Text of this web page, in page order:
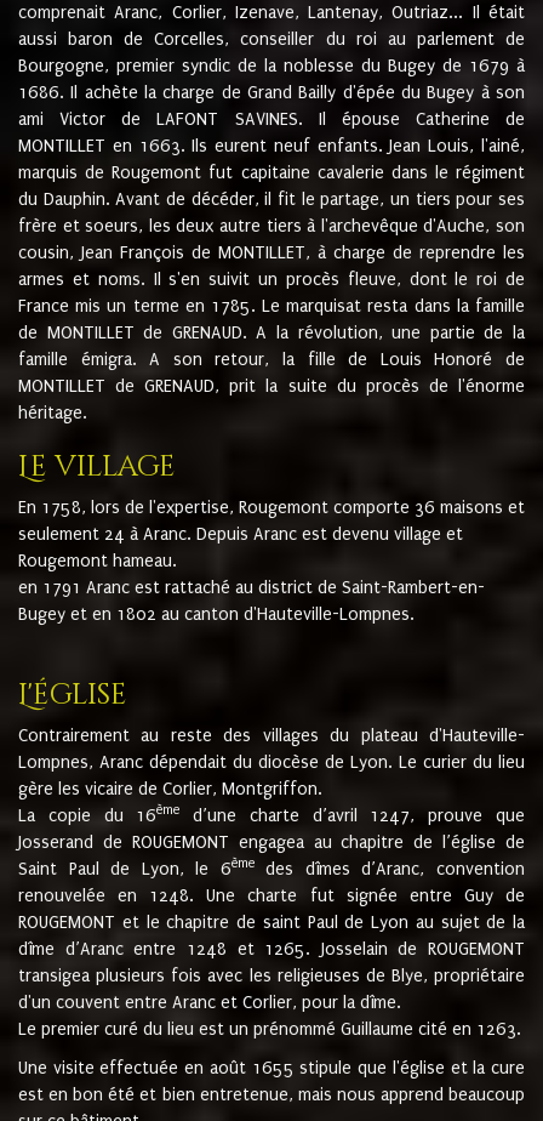
comprenait Aranc, Corlier, Izenave, Lantenay, Outriaz... Il était
aussi baron de Corcelles, conseiller du roi au parlement de
Bourgogne, premier syndic de la noblesse du Bugey de 1679 à
1686. Il achète la charge de Grand Bailly d'épée du Bugey à son
ami Victor de LAFONT SAVINES. Il épouse Catherine de
MONTILLET en 1663. Ils eurent neuf enfants. Jean Louis, l'ainé,
marquis de Rougemont fut capitaine cavalerie dans le régiment
du Dauphin. Avant de décéder, il fit le partage, un tiers pour ses
frère et soeurs, les deux autre tiers à l'archevêque d'Auche, son
cousin, Jean François de MONTILLET, à charge de reprendre les
armes et noms. Il s'en suivit un procès fleuve, dont le roi de
France mis un terme en 1785. Le marquisat resta dans la famille
de MONTILLET de GRENAUD. A la révolution, une partie de la
famille émigra. A son retour, la fille de Louis Honoré de
MONTILLET de GRENAUD, prit la suite du procès de l'énorme
héritage.
Le village
En 1758, lors de l'expertise, Rougemont comporte 36 maisons et
seulement 24 à Aranc. Depuis Aranc est devenu village et
Rougemont hameau.
en 1791 Aranc est rattaché au district de Saint-Rambert-en-
Bugey et en 1802 au canton d'Hauteville-Lompnes.
L'église
Contrairement au reste des villages du plateau d'Hauteville-
Lompnes, Aranc dépendait du diocèse de Lyon. Le curier du lieu
gère les vicaire de Corlier, Montgriffon.
La copie du 16ème
d’une charte d’avril 1247, prouve que
Josserand de ROUGEMONT engagea au chapitre de l’église de
Saint Paul de Lyon, le 6èmedes dîmes d’Aranc, convention
renouvelée en 1248. Une charte fut signée entre Guy de
ROUGEMONT et le chapitre de saint Paul de Lyon au sujet de la
dîme d’Aranc entre 1248 et 1265. Josselain de ROUGEMONT
transigea plusieurs fois avec les religieuses de Blye, propriétaire
d'un couvent entre Aranc et Corlier, pour la dîme.
Le premier curé du lieu est un prénommé Guillaume cité en 1263.
Une visite effectuée en août 1655 stipule que l'église et la cure
est en bon été et bien entretenue, mais nous apprend beaucoup